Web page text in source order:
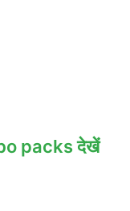
packs देखें